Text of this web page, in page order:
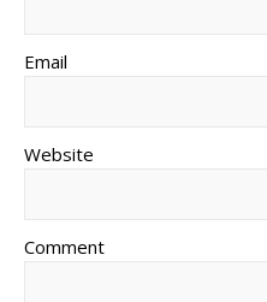
Email
Website
Comment